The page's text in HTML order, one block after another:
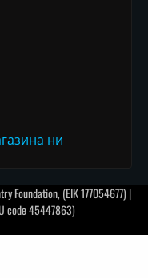
ни
Foundation, (EIK 177054677) |
code 45447863)